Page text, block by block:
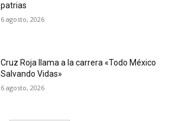
patrias
6 agosto, 2026
Cruz Roja llama a la carrera «Todo México
Salvando Vidas»
6 agosto, 2026